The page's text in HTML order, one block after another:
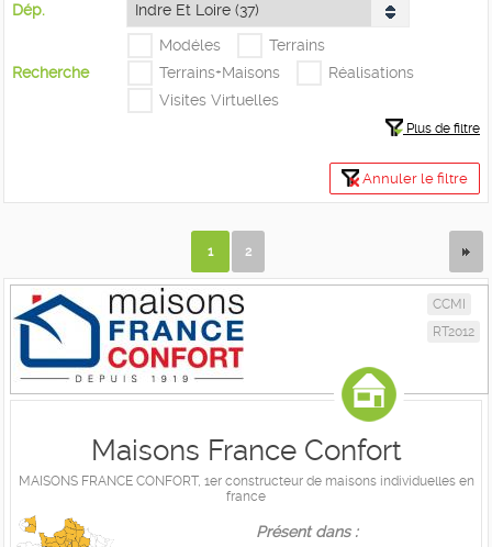
Dép.
Recherche
Modéles
Terrains
Terrains+Maisons
Réalisations
Visites Virtuelles
Plus de filtre
Annuler le filtre
1 2
CCMI
RT2012
Maisons France Confort
MAISONS FRANCE CONFORT, 1er constructeur de maisons individuelles en
france
Présent dans :